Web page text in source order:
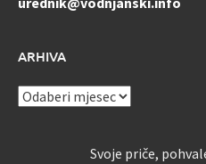
ARHIVA
ARHIVA
Svoje priče,